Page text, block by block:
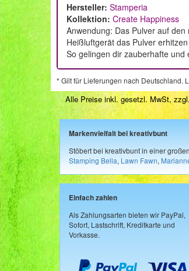
Hersteller: Stamperia
Kollektion: Create Happiness
Anwendung: Das Pulver auf
Heißluftgerät das Pulver
So gelingen dir zauberhafte
* Gilt für Lieferungen nach Deutschland.
Alle Preise inkl. gesetzl. MwSt, zzgl.
Markenvielfalt bei kreativbunt
Stöbert bei kreativbunt in einer
Stamping Bella, Lawn Fawn,
Einfach zahlen
Als Zahlungsarten bieten wir PayPal,
Sofort, Lastschrift, Kreditkarte und
Vorkasse.